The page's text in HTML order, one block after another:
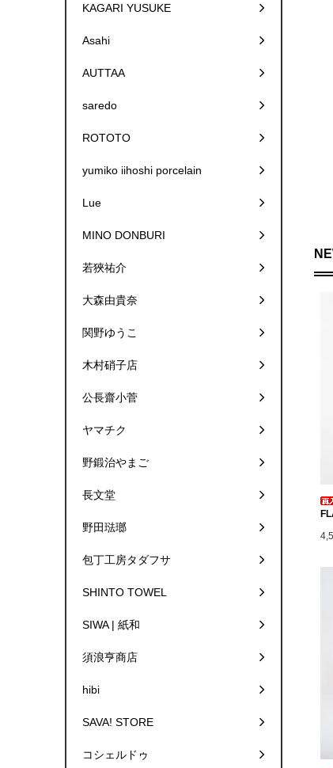
KAGARI YUSUKE
Asahi
AUTTAA
saredo
ROTOTO
yumiko iihoshi porcelain
Lue
MINO DONBURI
若狹祐介
大森由貴奈
関野ゆうこ
木村硝子店
公長齋小菅
ヤマチク
野鍛治やまご
長文堂
野田琺瑯
包丁工房タダフサ
SHINTO TOWEL
SIWA | 紙和
須浪亨商店
hibi
SAVA! STORE
コシェルドゥ